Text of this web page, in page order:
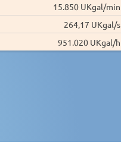
15.850 UKgal/min
264,17 UKgal/s
951.020 UKgal/h